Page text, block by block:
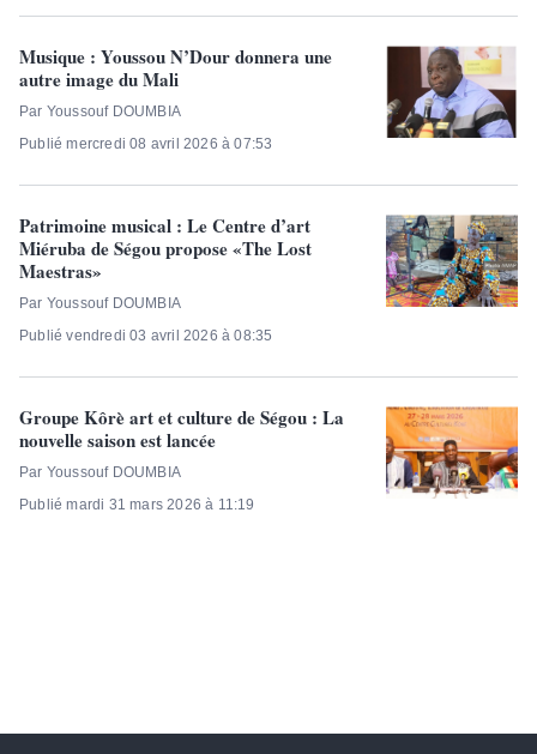
Musique : Youssou N’Dour donnera une
autre image du Mali
Par Youssouf DOUMBIA
Publié mercredi 08 avril 2026 à 07:53
Patrimoine musical : Le Centre d’art
Miéruba de Ségou propose «The Lost
Maestras»
Par Youssouf DOUMBIA
Publié vendredi 03 avril 2026 à 08:35
Groupe Kôrè art et culture de Ségou : La
nouvelle saison est lancée
Par Youssouf DOUMBIA
Publié mardi 31 mars 2026 à 11:19